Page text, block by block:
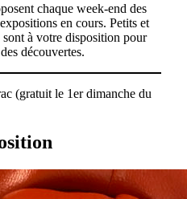
chaque week-end des
en cours. Petits et
sont à votre disposition pour
découvertes.
(gratuit le 1er dimanche du